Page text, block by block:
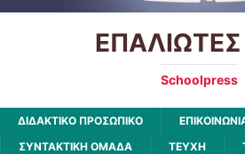
ΕΠΑΛΙΩΤΕΣ
Schoolpress
ΔΙΔΑΚΤΙΚΟ ΠΡΟΣΩΠΙΚΟ
ΣΥΝΤΑΚΤΙΚΗ ΟΜΑΔΑ
ΤΕΥΧΗ